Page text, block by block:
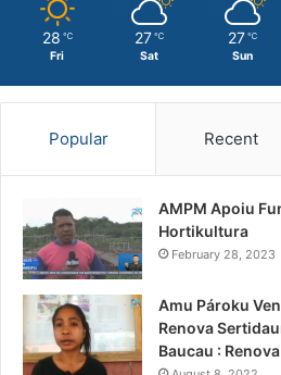
28 ℃
Fri
27 ℃
Sat
27 ℃
Sun
Popular Recent
AMPM Apoiu
Hortikultura
February 28, 2023
Amu Pároku
Renova
Baucau :